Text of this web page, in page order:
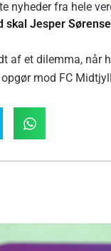
nyheder fra hele
skal Jesper
af et dilemma, når
mod FC